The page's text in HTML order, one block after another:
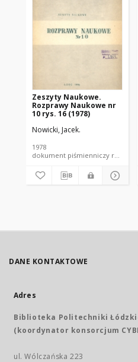
Zeszyty Naukowe.
Rozprawy Naukowe nr
10 rys. 16 (1978)
Nowicki, Jacek.
1978
dokument
DANE KONTAKTOWE
Adres
Biblioteka Politechniki
(koordynator konsorcjum
ul. Wólczańska 223